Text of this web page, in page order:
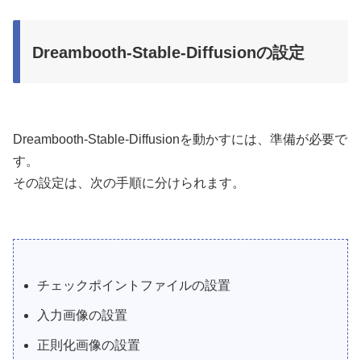
Dreambooth-Stable-Diffusionの設定
Dreambooth-Stable-Diffusionを動かすには、準備が必要で
す。
その設定は、次の手順に分けられます。
チェックポイントファイルの設置
入力画像の設置
正則化画像の設置